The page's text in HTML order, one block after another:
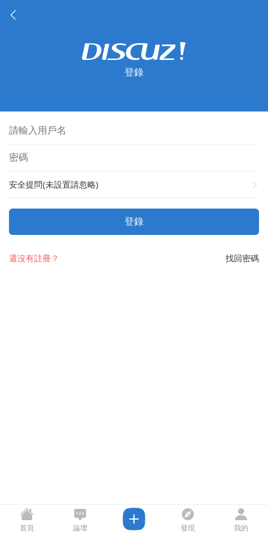
登錄
安全提問(未設置請忽略)
登錄
找回密碼
還沒有註冊？
首頁 論壇 發現 我的